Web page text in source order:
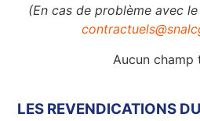
(En cas de problème avec
Aucun champ
LES REVENDICATIONS